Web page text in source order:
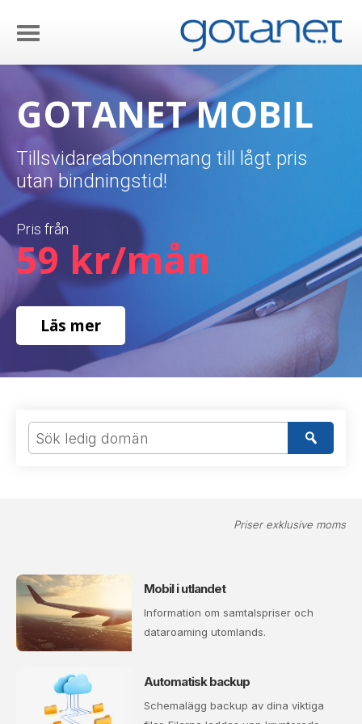
GOTANET MOBIL
Tillsvidareabonnemang till lågt pris
utan bindningstid!
Pris från
59 kr/mån
Läs mer
Priser exklusive moms
Mobil i utlandet
Information om samtalspriser och
dataroaming utomlands.
Automatisk backup
Schemalägg backup av dina viktiga